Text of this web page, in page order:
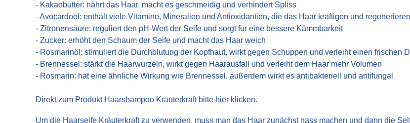
- Kakaobutter: nährt das Haar, macht es geschmeidig und verhindert Spliss
- Avocardoöl: enthält viele Vitamine, Mineralien und Antioxidantien, die das Haar kräftigen und regenerieren
- Zitronensäure: reguliert den pH-Wert der Seife und sorgt für eine bessere Kämmbarkeit
- Zucker: erhöht den Schaum der Seife und macht das Haar weich
- Rosmarinöl: stimuliert die Durchblutung der Kopfhaut, wirkt gegen Schuppen und verleiht einen frischen
- Brennessel: stärkt die Haarwurzeln, wirkt gegen Haarausfall und verleiht dem Haar mehr Volumen
- Rosmarin: hat eine ähnliche Wirkung wie Brennessel, außerdem wirkt es antibakteriell und antifungal
Direkt zum Produkt Haarshampoo Kräuterkraft bitte hier klicken.
Um die Haarseife Kräuterkraft zu verwenden, muss man das Haar zunächst nass machen und dann die